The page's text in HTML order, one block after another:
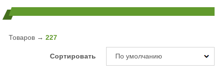
Товаров → 227
Сортировать По умолчанию